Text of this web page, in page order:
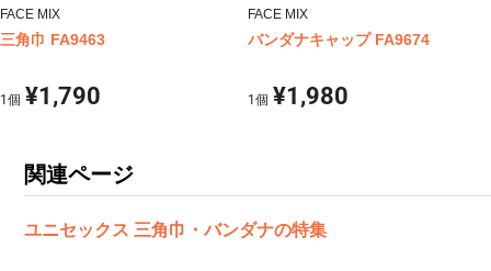
FACE MIX
三角巾 FA9463
1 個 ¥1,790
FACE MIX
バンダナキャップ FA9674
1 個 ¥1,980
関連ページ
ユニセックス 三角巾・バンダナの特集